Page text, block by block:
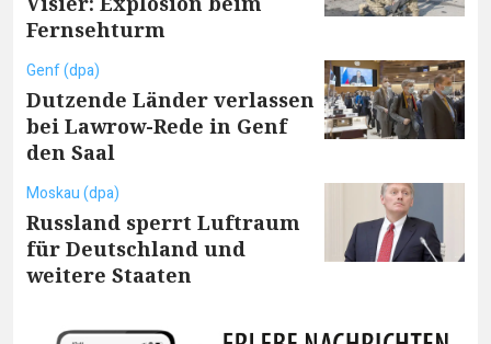
Fernsehturm
Genf (dpa)
Dutzende Länder verlassen
bei Lawrow-Rede in Genf
den Saal
Moskau (dpa)
Russland sperrt Luftraum
für Deutschland und
weitere Staaten